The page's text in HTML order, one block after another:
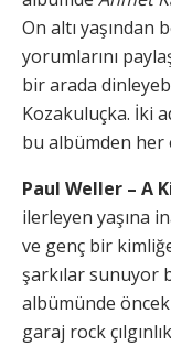
On altı
yorumlarını
bir arada
Kozakuluçka. İki
bu albümden her
Paul Weller – A
ilerleyen yaşına
ve genç bir
şarkılar sunuyor
albümünde
garaj rock